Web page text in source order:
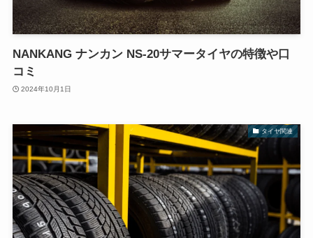
NANKANG ナンカン NS-20サマータイヤの特徴や口
コミ
2024年10月1日
タイヤ関連